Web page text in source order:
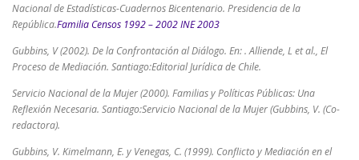
Nacional de Estadísticas-Cuadernos Bicentenario. Presidencia de la
República.Familia Censos 1992 – 2002 INE 2003
Gubbins, V (2002). De la Confrontación al Diálogo. En: . Alliende, L et al., El
Proceso de Mediación. Santiago:Editorial Jurídica de Chile.
Servicio Nacional de la Mujer (2000). Familias y Políticas Públicas: Una
Reflexión Necesaria. Santiago:Servicio Nacional de la Mujer (Gubbins, V. (Co-
redactora).
Gubbins, V. Kimelmann, E. y Venegas, C. (1999). Conflicto y Mediación en el